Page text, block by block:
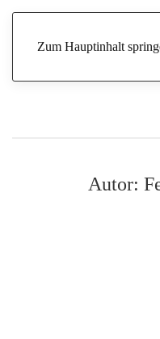
Zum Hauptinhalt
Autor: